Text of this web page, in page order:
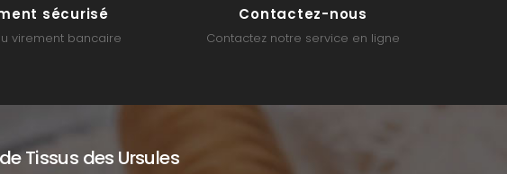
sécurisé
virement bancaire
Contactez-nous
Contactez notre service en ligne
Tissus des Ursules